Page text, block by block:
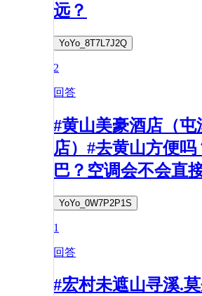
远？
YoYo_8T7L7J2Q
2
回答
#黄山美豪酒店（
店）#去黄山方便
巴？空调会不会直
YoYo_0W7P2P1S
1
回答
#宏村未遮山寻溪.